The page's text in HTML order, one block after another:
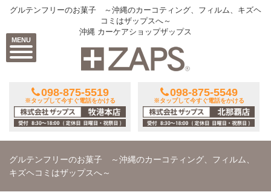
MENU
グルテンフリーのお菓子 ～沖縄のカーコティング、フィルム、キズヘ
コミはザップスへ～
沖縄 カーケアショップザップス
098-875-5519
※タップして今すぐ電話をかける
098-875-5549
※タップして今すぐ電話をかける
グルテンフリーのお菓子 ～沖縄のカーコティング、フィルム、
キズヘコミはザップスへ～